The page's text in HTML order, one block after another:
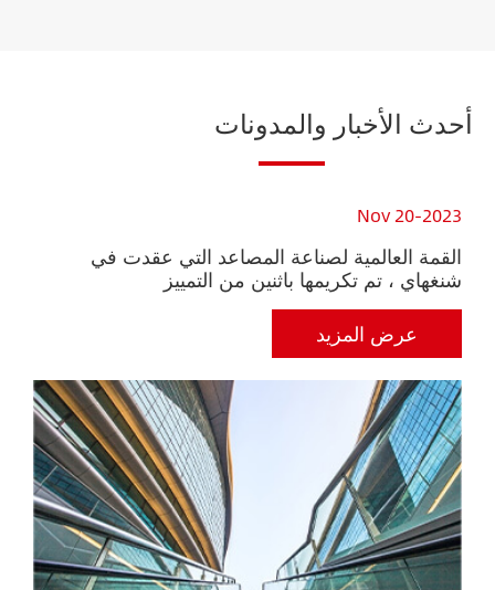
أحدث الأخبار والمدونات
Nov 20-2023
القمة العالمية لصناعة المصاعد التي عقدت في
شنغهاي ، تم تكريمها باثنين من التمييز
عرض المزيد